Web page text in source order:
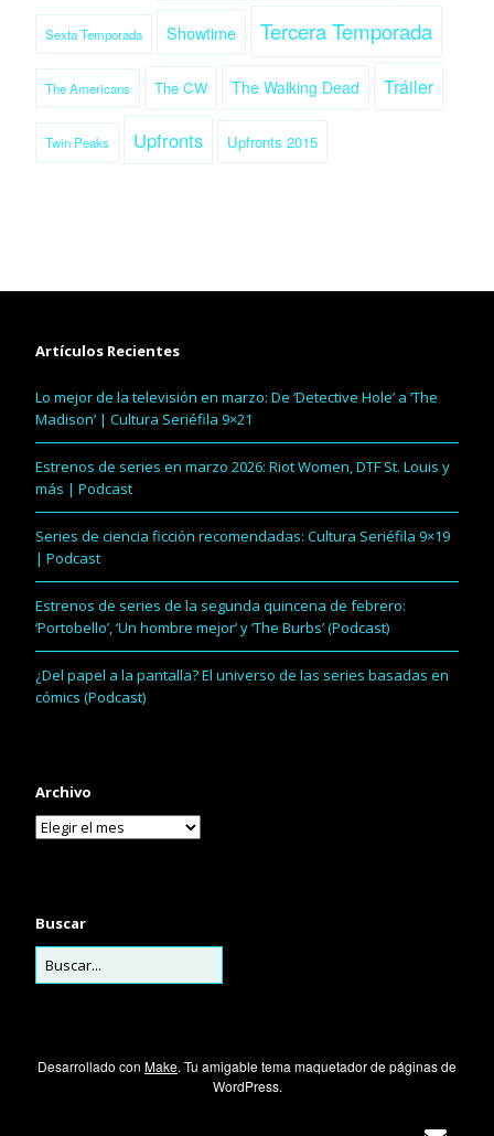
Sexta Temporada Showtime Tercera Temporada
The Americans The CW The Walking Dead Tráiler
Twin Peaks Upfronts Upfronts 2015
Artículos Recientes
Lo mejor de la televisión en marzo: De ‘Detective Hole’ a ‘The
Madison’ | Cultura Seriéfila 9×21
Estrenos de series en marzo 2026: Riot Women, DTF St. Louis y
más | Podcast
Series de ciencia ficción recomendadas: Cultura Seriéfila 9×19
| Podcast
Estrenos de series de la segunda quincena de febrero:
‘Portobello’, ‘Un hombre mejor’ y ‘The Burbs’ (Podcast)
¿Del papel a la pantalla? El universo de las series basadas en
cómics (Podcast)
Archivo
Buscar
Desarrollado con Make. Tu amigable tema maquetador de páginas de
WordPress.